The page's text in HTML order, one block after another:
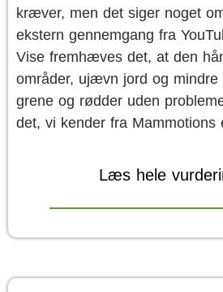
kræver, men det siger noget
ekstern gennemgang fra
Vise fremhæves det, at den
områder, ujævn jord og mindre
grene og rødder uden
det, vi kender fra Mammotions
Læs hele